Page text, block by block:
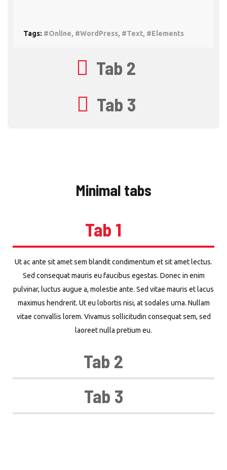
Tags: #Online, #WordPress, #Text, #Elements
Tab 2
Tab 3
Minimal tabs
Tab 1
Ut ac ante sit amet sem blandit condimentum et sit amet lectus.
Sed consequat mauris eu faucibus egestas. Donec in enim
pulvinar, luctus augue a, molestie ante. Sed vitae mauris et lacus
maximus hendrerit. Ut eu lobortis nisi, at sodales urna. Nullam
vitae convallis lorem. Vivamus sollicitudin consequat sem, sed
laoreet nulla pretium eu.
Tab 2
Tab 3